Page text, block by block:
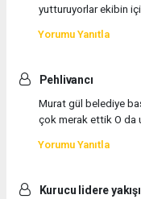
yutturuyorlar ekibin
Yorumu Yanıtla
Pehlivancı
Murat gül belediye
çok merak ettik O da
Yorumu Yanıtla
Kurucu lidere